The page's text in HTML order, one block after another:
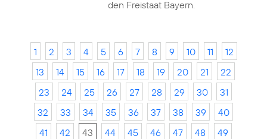
den Freistaat Bayern.
1 2 3 4 5 6 7 8 9 10 11
12
13
14 15 16 17 18 19 20 21
22
23
24 25 26 27 28 29 30
31
32
33 34 35 36 37 38 39
40
41
42 43 44 45 46 47 48
49